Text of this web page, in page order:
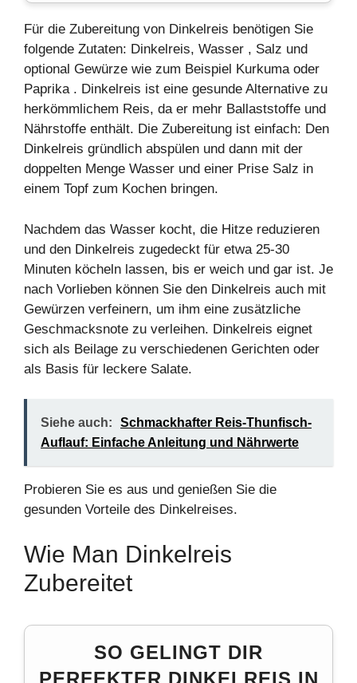
Für die Zubereitung von Dinkelreis benötigen Sie
folgende Zutaten: Dinkelreis, Wasser , Salz und
optional Gewürze wie zum Beispiel Kurkuma oder
Paprika . Dinkelreis ist eine gesunde Alternative zu
herkömmlichem Reis, da er mehr Ballaststoffe und
Nährstoffe enthält. Die Zubereitung ist einfach: Den
Dinkelreis gründlich abspülen und dann mit der
doppelten Menge Wasser und einer Prise Salz in
einem Topf zum Kochen bringen.
Nachdem das Wasser kocht, die Hitze reduzieren
und den Dinkelreis zugedeckt für etwa 25-30
Minuten köcheln lassen, bis er weich und gar ist. Je
nach Vorlieben können Sie den Dinkelreis auch mit
Gewürzen verfeinern, um ihm eine zusätzliche
Geschmacksnote zu verleihen. Dinkelreis eignet
sich als Beilage zu verschiedenen Gerichten oder
als Basis für leckere Salate.
Siehe auch:
Schmackhafter Reis-Thunfisch-
Auflauf: Einfache Anleitung und Nährwerte
Probieren Sie es aus und genießen Sie die
gesunden Vorteile des Dinkelreises.
Wie Man Dinkelreis
Zubereitet
SO GELINGT DIR
PERFEKTER DINKELREIS IN